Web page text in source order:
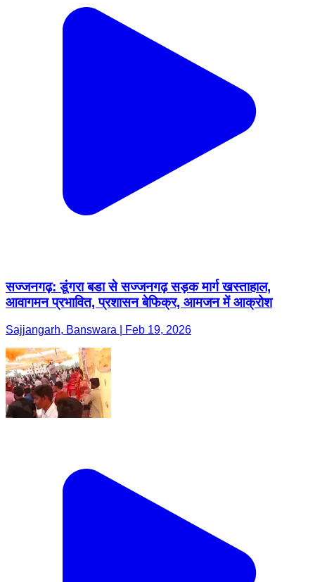
सज्जनगढ़: डूंगरा बडा से सज्जनगढ़ सड़क मार्ग खस्ताहाल,
आवागमन प्रभावित, प्रशासन बेफिक्र, आमजन में आक्रोश
Sajjangarh, Banswara | Feb 19, 2026